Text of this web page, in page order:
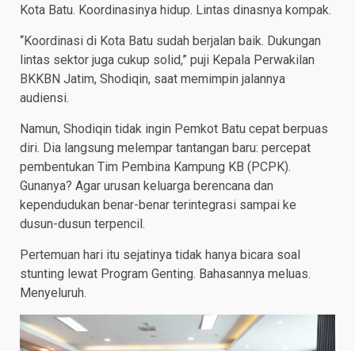
Kota Batu. Koordinasinya hidup. Lintas dinasnya kompak.
“Koordinasi di Kota Batu sudah berjalan baik. Dukungan
lintas sektor juga cukup solid,” puji Kepala Perwakilan
BKKBN Jatim, Shodiqin, saat memimpin jalannya
audiensi.
Namun, Shodiqin tidak ingin Pemkot Batu cepat berpuas
diri. Dia langsung melempar tantangan baru: percepat
pembentukan Tim Pembina Kampung KB (PCPK).
Gunanya? Agar urusan keluarga berencana dan
kependudukan benar-benar terintegrasi sampai ke
dusun-dusun terpencil.
Pertemuan hari itu sejatinya tidak hanya bicara soal
stunting lewat Program Genting. Bahasannya meluas.
Menyeluruh.